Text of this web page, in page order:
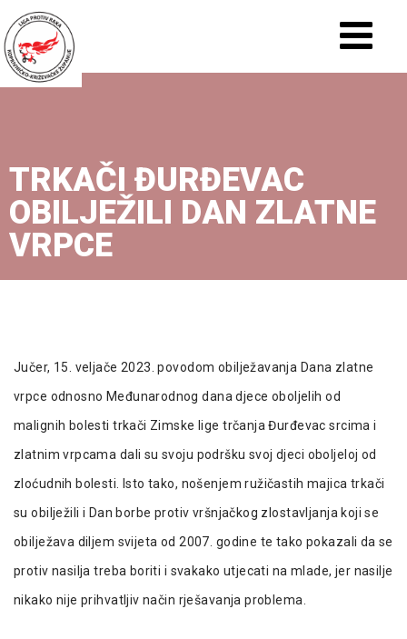
TRKAČI ĐURĐEVAC
OBILJEŽILI DAN ZLATNE
VRPCE
Jučer, 15. veljače 2023. povodom obilježavanja Dana zlatne
vrpce odnosno Međunarodnog dana djece oboljelih od
malignih bolesti trkači Zimske lige trčanja Đurđevac srcima i
zlatnim vrpcama dali su svoju podršku svoj djeci oboljeloj od
zloćudnih bolesti. Isto tako, nošenjem ružičastih majica trkači
su obilježili i Dan borbe protiv vršnjačkog zlostavljanja koji se
obilježava diljem svijeta od 2007. godine te tako pokazali da se
protiv nasilja treba boriti i svakako utjecati na mlade, jer nasilje
nikako nije prihvatljiv način rješavanja problema.